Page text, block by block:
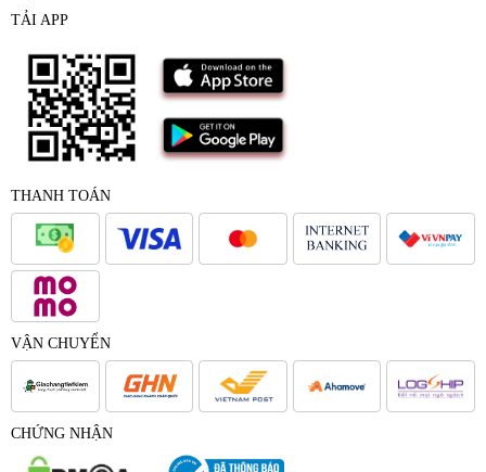
TẢI APP
THANH TOÁN
VẬN CHUYỂN
CHỨNG NHẬN